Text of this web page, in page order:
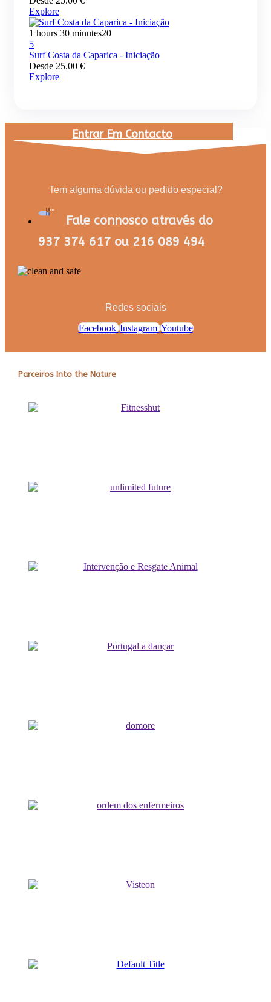
Explore
1 hours 30 minutes20
5
Surf Costa da Caparica - Iniciação
Desde 25.00 €
Explore
Entrar Em Contacto
Tem alguma dúvida ou pedido especial?
Fale connosco através do
937 374 617 ou 216 089 494
Redes sociais
Facebook Instagram Youtube
Parceiros Into the Nature